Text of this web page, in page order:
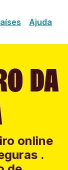
Ajuda
DA
online
.